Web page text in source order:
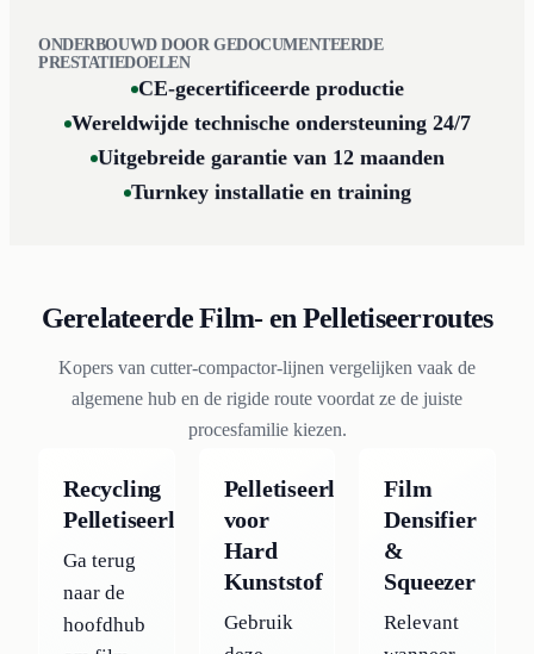
ONDERBOUWD DOOR GEDOCUMENTEERDE
PRESTATIEDOELEN
CE-gecertificeerde productie
Wereldwijde technische ondersteuning 24/7
Uitgebreide garantie van 12 maanden
Turnkey installatie en training
Gerelateerde Film- en Pelletiseerroutes
Kopers van cutter-compactor-lijnen vergelijken vaak de
algemene hub en de rigide route voordat ze de juiste
procesfamilie kiezen.
Recycling
Pelletiseerlijnen
Ga terug
naar de
hoofdhub
Pelletiseerlijn
voor
Hard
Kunststof
Gebruik
Film
Densifier
&
Squeezer
Relevant